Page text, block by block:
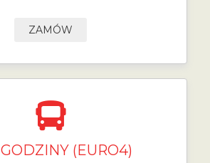
ZAMÓW
GODZINY (EURO4)